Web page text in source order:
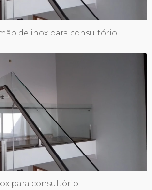
de inox para consultório
para consultório